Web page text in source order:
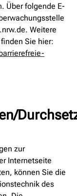
Über folgende E-
Weitere
Sie hier:
zur
Internetseite
können Sie die
des